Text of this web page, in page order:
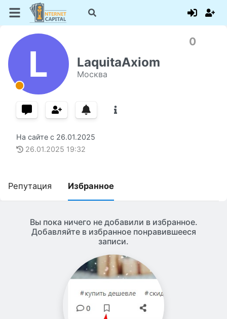
L LaquitaAxiom
Москва
0
На сайте с 26.01.2025
26.01.2025 19:32
Репутация Избранное
Вы пока ничего не добавили в избранное.
Добавляйте в избранное понравившееся
записи.